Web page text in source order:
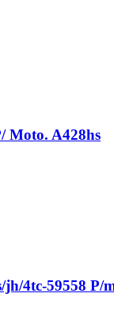
Moto. A428hs
4tc-59558 P/